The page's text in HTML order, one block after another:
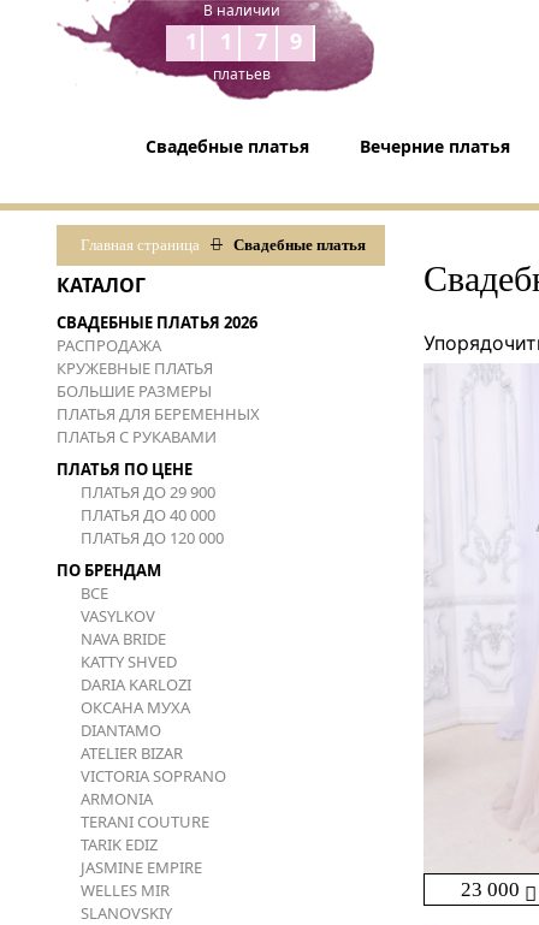
В наличии
1179
платьев
Свадебные платья Вечерние платья
Главная страница Свадебные платья
КАТАЛОГ
СВАДЕБНЫЕ ПЛАТЬЯ 2026
РАСПРОДАЖА
КРУЖЕВНЫЕ ПЛАТЬЯ
БОЛЬШИЕ РАЗМЕРЫ
ПЛАТЬЯ ДЛЯ БЕРЕМЕННЫХ
ПЛАТЬЯ С РУКАВАМИ
ПЛАТЬЯ ПО ЦЕНЕ
ПЛАТЬЯ ДО 29 900
ПЛАТЬЯ ДО 40 000
ПЛАТЬЯ ДО 120 000
ПО БРЕНДАМ
ВСЕ
VASYLKOV
NAVA BRIDE
KATTY SHVED
DARIA KARLOZI
ОКСАНА МУХА
DIANTAMO
ATELIER BIZAR
VICTORIA SOPRANO
ARMONIA
TERANI COUTURE
TARIK EDIZ
JASMINE EMPIRE
WELLES MIR
SLANOVSKIY
23 000